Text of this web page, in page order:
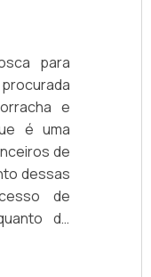
para
e
é uma
de
dessas
de
do
é feito